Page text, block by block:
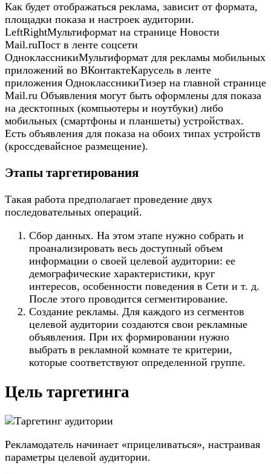
Как будет отображаться реклама, зависит от формата,
площадки показа и настроек аудитории.
LeftRightМультиформат на странице Новости
Mail.ruПост в ленте соцсети
ОдноклассникиМультиформат для рекламы мобильных
приложений во ВКонтактеКарусель в ленте
приложения ОдноклассникиТизер на главной странице
Mail.ru Объявления могут быть оформлены для показа
на десктопных (компьютеры и ноутбуки) либо
мобильных (смартфоны и планшеты) устройствах.
Есть объявления для показа на обоих типах устройств
(кроссдевайсное размещение).
Этапы таргетирования
Такая работа предполагает проведение двух
последовательных операций.
Сбор данных. На этом этапе нужно собрать и
проанализировать весь доступный объем
информации о своей целевой аудитории: ее
демографические характеристики, круг
интересов, особенности поведения в Сети и т. д.
После этого проводится сегментирование.
Создание рекламы. Для каждого из сегментов
целевой аудитории создаются свои рекламные
объявления. При их формировании нужно
выбрать в рекламной комнате те критерии,
которые соответствуют определенной группе.
Цель таргетинга
Рекламодатель начинает «прицеливаться», настраивая
параметры целевой аудитории.